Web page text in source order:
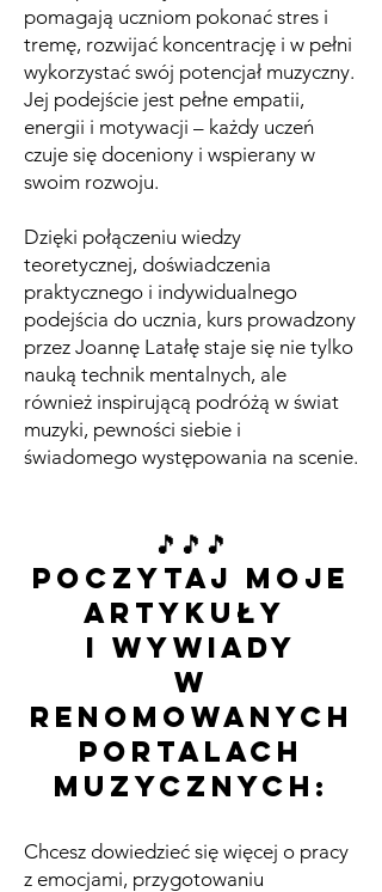
pomagają uczniom pokonać stres i
tremę, rozwijać koncentrację i w pełni
wykorzystać swój potencjał muzyczny.
Jej podejście jest pełne empatii,
energii i motywacji – każdy uczeń
czuje się doceniony i wspierany w
swoim rozwoju.
Dzięki połączeniu wiedzy
teoretycznej, doświadczenia
praktycznego i indywidualnego
podejścia do ucznia, kurs prowadzony
przez Joannę Latałę staje się nie tylko
nauką technik mentalnych, ale
również inspirującą podróżą w świat
muzyki, pewności siebie i
świadomego występowania na scenie.
🎵🎵🎵
Poczytaj moje
artykuły
i wywiady
w
renomowanych
portalach
muzycznych:
Chcesz dowiedzieć się więcej o pracy
z emocjami, przygotowaniu